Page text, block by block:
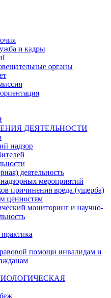
и кадры
органы
ДЕЯТЕЛЬНОСТИ
надзор
деятельность
мероприятий
причинения вреда (ущерба)
ценностям
мониторинг и научно-
помощи инвалидам и